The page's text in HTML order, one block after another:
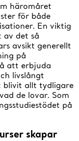
häromåret
för både
En viktig
av det så
avsikt generellt
på
att erbjuda
livslångt
blivit allt tydligare
de lovar. Som
på
skapar